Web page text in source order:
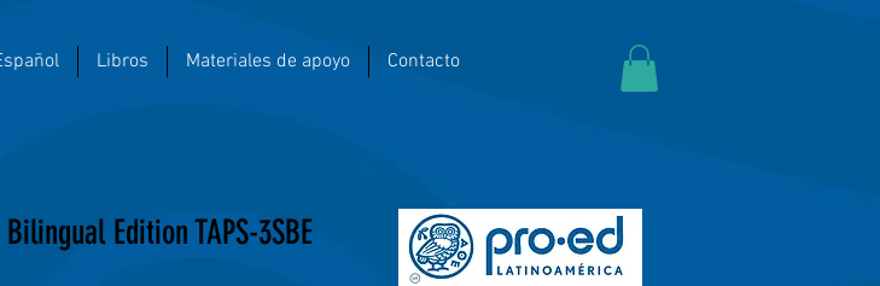
Libros Materiales de apoyo Contacto
Edition TAPS-3SBE